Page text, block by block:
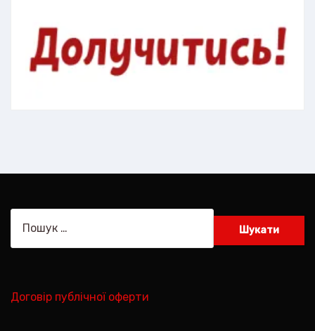
Договір публічної оферти